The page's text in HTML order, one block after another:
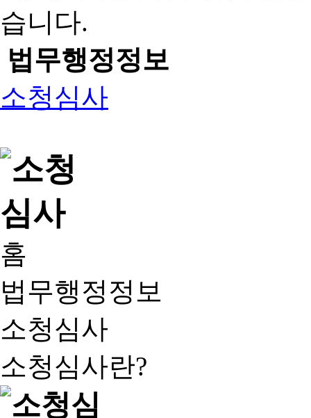
습니다.
법무행정정보
소청심사
홈
법무행정정보
소청심사
소청심사란?